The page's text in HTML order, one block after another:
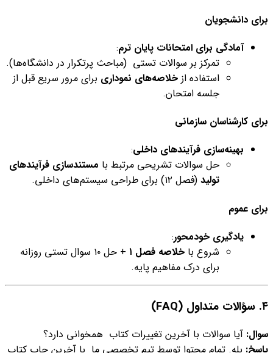
برای دانشجویان
آمادگی برای امتحانات پایان ترم:
تمرکز بر سوالات تستی (مباحث پرتکرار در دانشگاه‌ها).
استفاده از خلاصه‌های نموداری برای مرور سریع قبل از
جلسه امتحان.
برای کارشناسان سازمانی
بهینه‌سازی فرآیندهای داخلی:
حل سوالات تشریحی مرتبط با مستندسازی فرآیندهای
تولید (فصل ۱۲) برای طراحی سیستم‌های داخلی.
برای عموم
یادگیری خودمحور:
شروع با خلاصه فصل ۱
+ حل ۱۰ سوال تستی روزانه
برای درک مفاهیم پایه.
۴. سؤالات متداول (FAQ)
سوال: آیا سوالات با آخرین تغییرات کتاب همخوانی دارد؟
پاسخ: بله. تمام محتوا توسط تیم تخصصی ما با آخرین چاپ کتاب